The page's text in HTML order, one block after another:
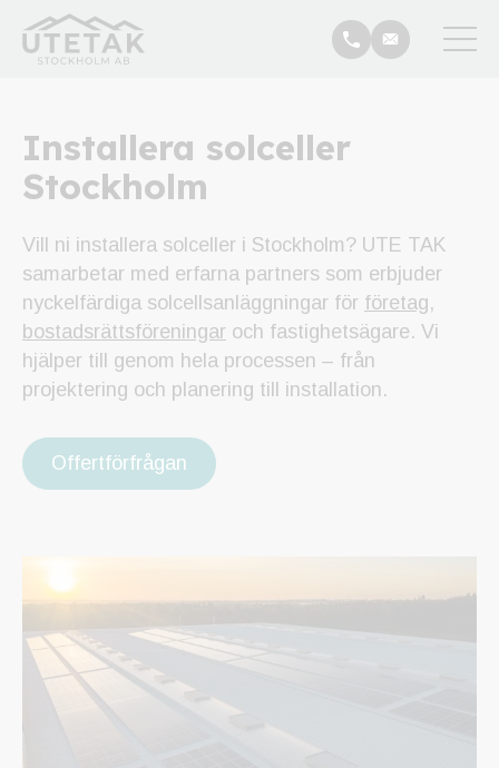
Hem / Tjänster Installera solceller
Installera solceller
Stockholm
Vill ni installera solceller i Stockholm? UTE TAK
samarbetar med erfarna partners som erbjuder
nyckelfärdiga solcellsanläggningar för företag,
bostadsrättsföreningar och fastighetsägare. Vi
hjälper till genom hela processen – från
projektering och planering till installation.
Offertförfrågan